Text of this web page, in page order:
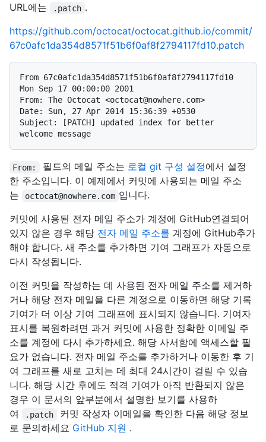
URL에는
.patch .
https://github.com/octocat/octocat.github.io/commit/
67c0afc1da354d8571f51b6f0af8f2794117fd10.patch
From 67c0afc1da354d8571f51b6f0af8f2794117fd10
Mon Sep 17 00:00:00 2001
From: The Octocat <octocat@nowhere.com>
Date: Sun, 27 Apr 2014 15:36:39 +0530
Subject: [PATCH] updated index for better
From: 필드의 메일 주소는 로컬 git 구성 설정에서 설정
한 주소입니다. 이 예제에서 커밋에 사용되는 메일 주소
는
octocat@nowhere.com 입니다.
커밋에 사용된 전자 메일 주소가 계정에 GitHub연결되어
있지 않은 경우 해당 전자 메일 주소를 계정에 GitHub추가
해야 합니다. 새 주소를 추가하면 기여 그래프가 자동으로
다시 작성됩니다.
이전 커밋을 작성하는 데 사용된 전자 메일 주소를 제거하
거나 해당 전자 메일을 다른 계정으로 이동하면 해당 기록
기여가 더 이상 기여 그래프에 표시되지 않습니다. 기여자
표시를 복원하려면 과거 커밋에 사용한 정확한 이메일 주
소를 계정에 다시 추가하세요. 해당 사서함에 액세스할 필
요가 없습니다. 전자 메일 주소를 추가하거나 이동한 후 기
여 그래프를 새로 고치는 데 최대 24시간이 걸릴 수 있습
니다. 해당 시간 후에도 적격 기여가 아직 반환되지 않은
경우 이 문서의 앞부분에서 설명한 보기를 사용하
여
.patch
커밋 작성자 이메일을 확인한 다음 해당 정보
로 문의하세요 GitHub 지원 .